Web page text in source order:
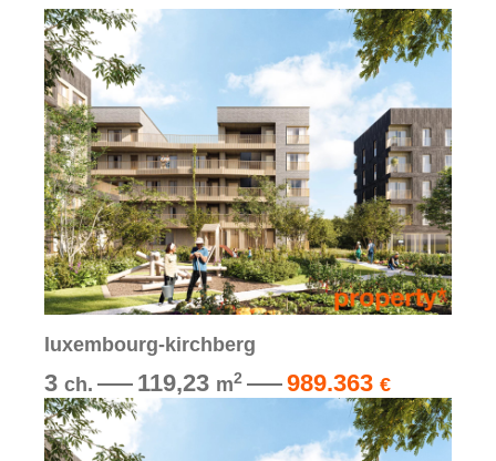
luxembourg-kirchberg
3 ch. 119,23 m2 989.363 €